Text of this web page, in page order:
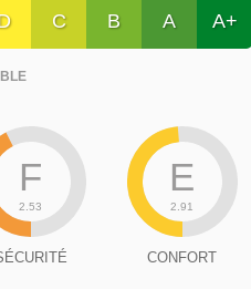
C B A A+
F
2.53
E
2.91
CONFORT